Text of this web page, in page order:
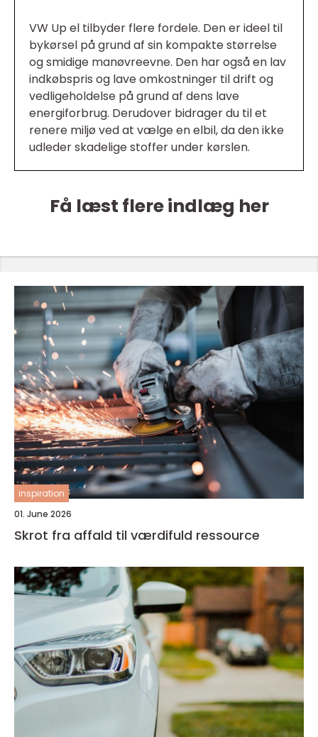
VW Up el tilbyder flere fordele. Den er ideel til
bykørsel på grund af sin kompakte størrelse
og smidige manøvreevne. Den har også en lav
indkøbspris og lave omkostninger til drift og
vedligeholdelse på grund af dens lave
energiforbrug. Derudover bidrager du til et
renere miljø ved at vælge en elbil, da den ikke
udleder skadelige stoffer under kørslen.
Få læst flere indlæg her
inspiration
01. June 2026
Skrot fra affald til værdifuld ressource